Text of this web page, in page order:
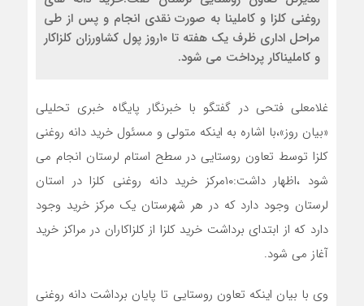
روغنی کلزا و کاملینا به صورت نقدی انجام و پس از طی
مراحل اداری ظرف یک هفته تا ۱۰روز پول کشاورزان کلزاکار
و کاملیناکار پرداخت می شود.
غلامعلی فتحی در گفتگو با خبرنگار پایگاه خبری تحلیلی
«بیان روز»،با اشاره به اینکه متولی و مسئول خرید دانه روغنی
کلزا توسط تعاون روستایی در سطح استام لرستان انجام می
شود ،اظهار داشت:۱۰مرکز خرید دانه روغنی کلزا در استان
لرستان وجود دارد که در هر شهرستان یک مرکز خرید وجود
دارد که از ابتدای برداشت خرید کلزا از کلزاکاران در مراکز خرید
آغاز می شود.
وی با بیان اینکه تعاون روستایی تا پایان برداشت دانه روغنی